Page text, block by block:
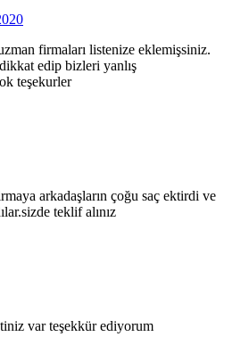
firmaları listenize eklemişsiniz.
edip bizleri yanlış
teşekurler
arkadaşların çoğu saç ektirdi ve
teklif alınız
var teşekkür ediyorum